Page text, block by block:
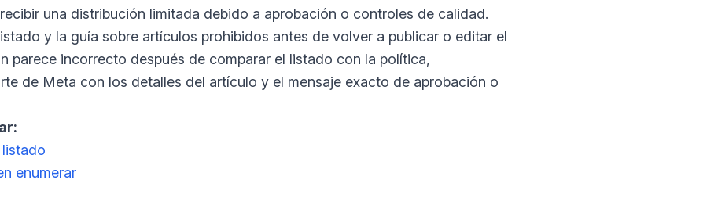
una distribución limitada debido a aprobación o controles de calidad.
y la guía sobre artículos prohibidos antes de volver a publicar o editar el
parece incorrecto después de comparar el listado con la política,
de Meta con los detalles del artículo y el mensaje exacto de aprobación o
enumerar